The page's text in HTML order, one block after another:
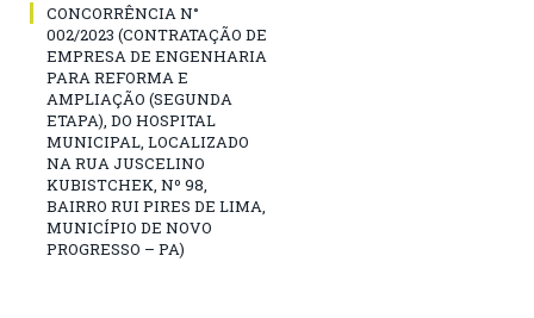
CONCORRÊNCIA N°
002/2023 (CONTRATAÇÃO DE
EMPRESA DE ENGENHARIA
PARA REFORMA E
AMPLIAÇÃO (SEGUNDA
ETAPA), DO HOSPITAL
MUNICIPAL, LOCALIZADO
NA RUA JUSCELINO
KUBISTCHEK, Nº 98,
BAIRRO RUI PIRES DE LIMA,
MUNICÍPIO DE NOVO
PROGRESSO – PA)